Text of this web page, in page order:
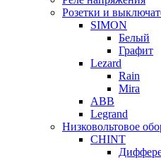
Розетки и
SIMON
Белый
Графит
Lezard
Rain
Mira
ABB
Legrand
Низковольтовое
CHINT